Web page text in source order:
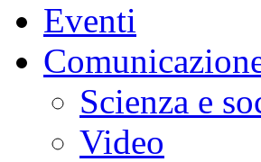
Eventi
Scienza e
Video